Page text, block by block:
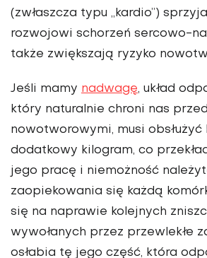
(zwłaszcza typu „kardio”)
rozwojowi schorzeń sercowo-
także zwiększają ryzyko
Jeśli mamy nadwagę, układ
który naturalnie chroni nas
nowotworowymi, musi obsłużyć
dodatkowy kilogram, co
jego pracę i niemożność
zaopiekowania się każdą
się na naprawie kolejnych
wywołanych przez przewlekłe
osłabia tę jego część, która